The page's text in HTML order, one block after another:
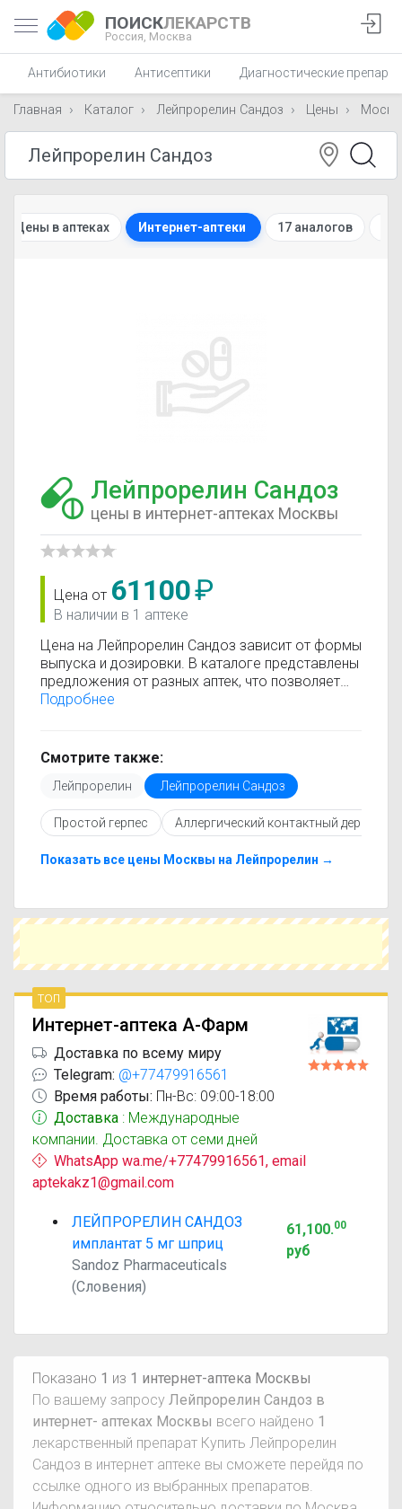
ПОИСКЛЕКАРСТВ
Россия, Москва
Антибиотики Антисептики Диагностические
Главная Каталог Лейпрорелин Сандоз Цены
Цены в аптеках Интернет-аптеки 17 аналогов
Лейпрорелин Сандоз
цены в интернет-аптеках Москвы
Цена от 61100₽
В наличии в 1 аптеке
Цена на Лейпрорелин Сандоз зависит от формы
выпуска и дозировки. В каталоге представлены
предложения от разных аптек, что позволяет
быстро найти, где купить Лейпрорелин Сандоз
только актуальные данные.
Перед покупкой рекомендуется ознакомиться с
инструкцией по применению, показаниями и
противопоказаниями. При необходимости вы
можете подобрать аналоги Лейпрорелин
или более доступной ценой.
сравните предложения. Это поможет
Подробнее
Смотрите также:
Лейпрорелин Лейпрорелин Сандоз
Простой герпес Аллергический контактный дерматит
Показать все цены Москвы на Лейпрорелин →
топ
Интернет-аптека А-Фарм
Доставка по всему миру
Telegram: @+77479916561
Время работы: Пн-Вс: 09:00-18:00
Доставка : Международные
компании. Доставка от семи дней
WhatsApp wa.me/+77479916561, email
aptekakz1@gmail.com
ЛЕЙПРОРЕЛИН САНДОЗ
имплантат 5 мг шприц
Sandoz Pharmaceuticals
(Словения)
61,100.00
руб
Показано 1 из 1 интернет-аптека Москвы
По вашему запросу Лейпрорелин Сандоз в
интернет- аптеках Москвы всего найдено 1
лекарственный препарат Купить Лейпрорелин
Сандоз в интернет аптеке вы сможете перейдя по
ссылке одного из выбранных препаратов.